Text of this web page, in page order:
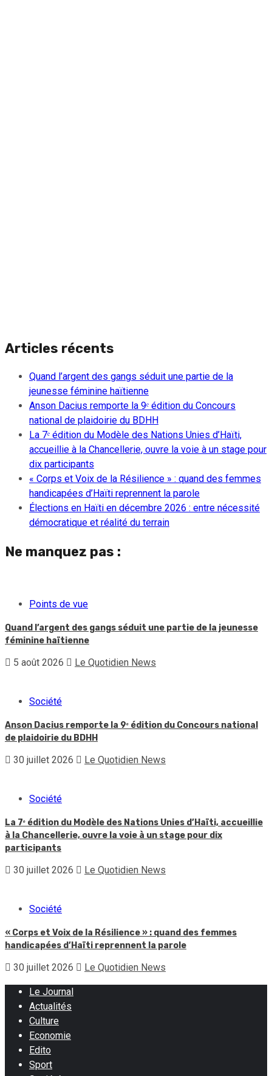
Articles récents
Quand l’argent des gangs séduit une partie de la
jeunesse féminine haïtienne
Anson Dacius remporte la 9ᵉ édition du Concours
national de plaidoirie du BDHH
La 7ᵉ édition du Modèle des Nations Unies d’Haïti,
accueillie à la Chancellerie, ouvre la voie à un stage pour
dix participants
« Corps et Voix de la Résilience » : quand des femmes
handicapées d’Haïti reprennent la parole
Élections en Haïti en décembre 2026 : entre nécessité
démocratique et réalité du terrain
Ne manquez pas :
Points de vue
Quand l’argent des gangs séduit une partie de la jeunesse
féminine haïtienne
5 août 2026 Le Quotidien News
Société
Anson Dacius remporte la 9ᵉ édition du Concours national
de plaidoirie du BDHH
30 juillet 2026 Le Quotidien News
Société
La 7ᵉ édition du Modèle des Nations Unies d’Haïti, accueillie
à la Chancellerie, ouvre la voie à un stage pour dix
participants
30 juillet 2026 Le Quotidien News
Société
« Corps et Voix de la Résilience » : quand des femmes
handicapées d’Haïti reprennent la parole
30 juillet 2026 Le Quotidien News
Le Journal
Actualités
Culture
Economie
Edito
Sport